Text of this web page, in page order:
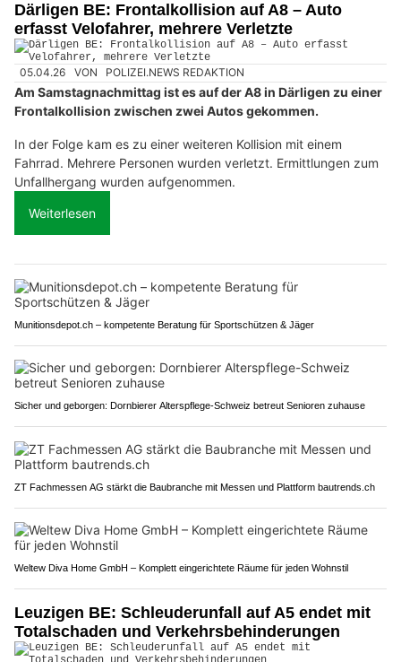
Därligen BE: Frontalkollision auf A8 – Auto
erfasst Velofahrer, mehrere Verletzte
05.04.26 VON POLIZEI.NEWS REDAKTION
Am Samstagnachmittag ist es auf der A8 in Därligen zu einer
Frontalkollision zwischen zwei Autos gekommen.
In der Folge kam es zu einer weiteren Kollision mit einem
Fahrrad. Mehrere Personen wurden verletzt. Ermittlungen zum
Unfallhergang wurden aufgenommen.
Weiterlesen
Munitionsdepot.ch – kompetente Beratung für Sportschützen & Jäger
Sicher und geborgen: Dornbierer Alterspflege-Schweiz betreut Senioren zuhause
ZT Fachmessen AG stärkt die Baubranche mit Messen und Plattform bautrends.ch
Weltew Diva Home GmbH – Komplett eingerichtete Räume für jeden Wohnstil
Leuzigen BE: Schleuderunfall auf A5 endet mit
Totalschaden und Verkehrsbehinderungen